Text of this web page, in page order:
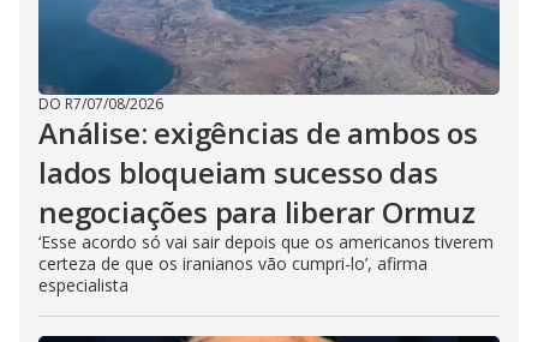
DO R7/07/08/2026
Análise: exigências de ambos os
lados bloqueiam sucesso das
negociações para liberar Ormuz
‘Esse acordo só vai sair depois que os americanos tiverem
certeza de que os iranianos vão cumpri-lo’, afirma
especialista